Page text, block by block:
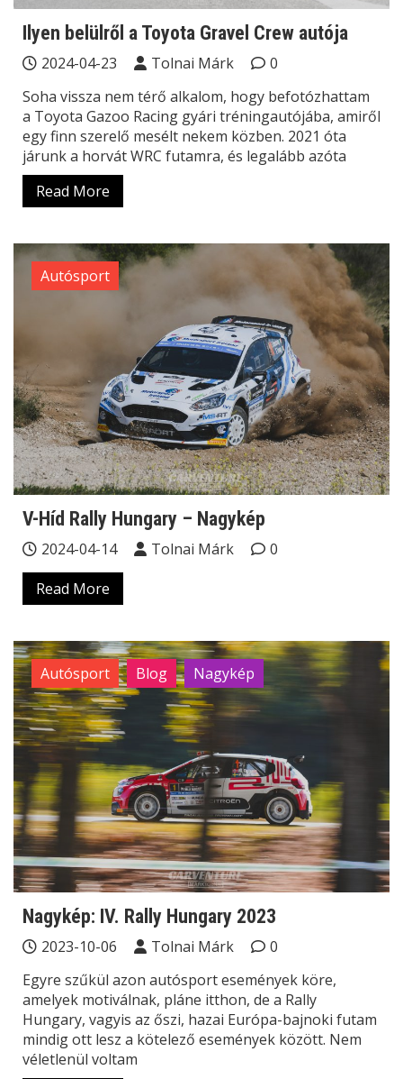
Ilyen belülről a Toyota Gravel Crew autója
2024-04-23 Tolnai Márk
0
Soha vissza nem térő alkalom, hogy befotózhattam
a Toyota Gazoo Racing gyári tréningautójába, amiről
egy finn szerelő mesélt nekem közben. 2021 óta
járunk a horvát WRC futamra, és legalább azóta
Read More
Autósport
V-Híd Rally Hungary – Nagykép
2024-04-14 Tolnai Márk
0
Read More
Autósport Blog Nagykép
Nagykép: IV. Rally Hungary 2023
2023-10-06 Tolnai Márk
0
Egyre szűkül azon autósport események köre,
amelyek motiválnak, pláne itthon, de a Rally
Hungary, vagyis az őszi, hazai Európa-bajnoki futam
mindig ott lesz a kötelező események között. Nem
véletlenül voltam